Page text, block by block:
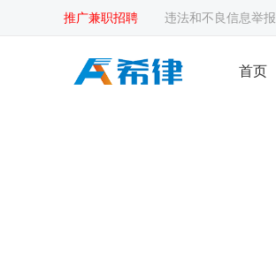
推广兼职招聘 违法和不良信息举报
首页